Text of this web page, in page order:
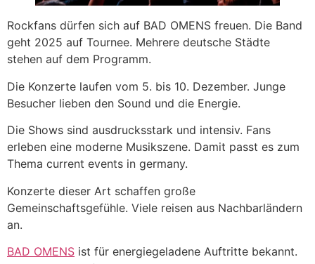
Rockfans dürfen sich auf BAD OMENS freuen. Die Band
geht 2025 auf Tournee. Mehrere deutsche Städte
stehen auf dem Programm.
Die Konzerte laufen vom 5. bis 10. Dezember. Junge
Besucher lieben den Sound und die Energie.
Die Shows sind ausdrucksstark und intensiv. Fans
erleben eine moderne Musikszene. Damit passt es zum
Thema current events in germany.
Konzerte dieser Art schaffen große
Gemeinschaftsgefühle. Viele reisen aus Nachbarländern
an.
BAD OMENS ist für energiegeladene Auftritte bekannt.